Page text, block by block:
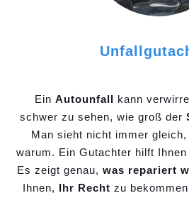
Ein Autounfall kann
schwer zu sehen, wie groß der
Man sieht nicht immer
warum. Ein Gutachter hilft
Es zeigt genau, was repariert
Ihnen, Ihr Recht zu